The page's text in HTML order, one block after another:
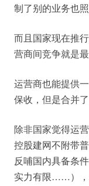
制了别的业务也
而且国家现在推
营商间竞争就是
运营商也能提供
保收，但是合并
除非国家觉得运
控股建网不附带
反哺国内具备条
实力有限……）